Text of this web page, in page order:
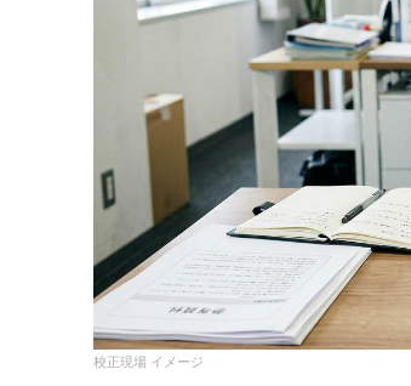
校正現場 イメージ